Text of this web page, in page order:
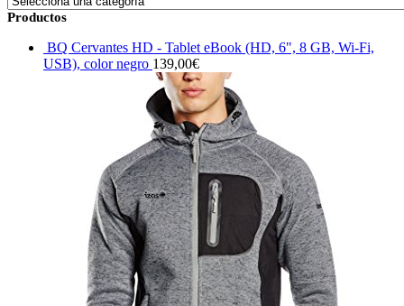
Productos
BQ Cervantes HD - Tablet eBook (HD, 6", 8 GB, Wi-Fi,
USB), color negro 139,00€